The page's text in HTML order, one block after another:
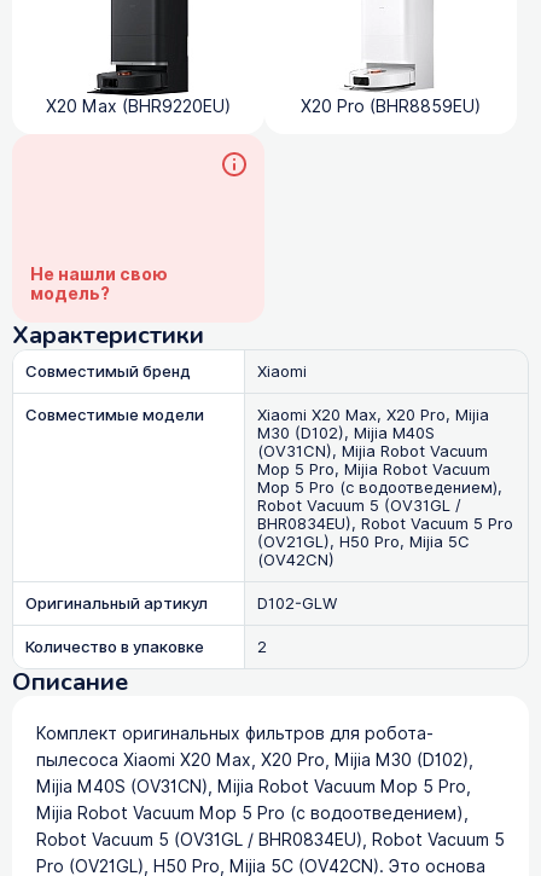
X20 Max (BHR9220EU) X20 Pro (BHR8859EU)
Не нашли свою
модель?
Характеристики
Совместимый бренд
Xiaomi
Совместимые модели
Xiaomi X20 Max, X20 Pro, Mijia
M30 (D102), Mijia M40S
(OV31CN), Mijia Robot Vacuum
Mop 5 Pro, Mijia Robot Vacuum
Mop 5 Pro (с водоотведением),
Robot Vacuum 5 (OV31GL /
BHR0834EU), Robot Vacuum 5 Pro
(OV21GL), H50 Pro, Mijia 5C
(OV42CN)
Оригинальный артикул
D102-GLW
Количество в упаковке
2
Описание
Комплект оригинальных фильтров для робота-
пылесоса Xiaomi X20 Max, X20 Pro, Mijia M30 (D102),
Mijia M40S (OV31CN), Mijia Robot Vacuum Mop 5 Pro,
Mijia Robot Vacuum Mop 5 Pro (с водоотведением),
Robot Vacuum 5 (OV31GL / BHR0834EU), Robot Vacuum 5
Pro (OV21GL), H50 Pro, Mijia 5C (OV42CN). Это основа